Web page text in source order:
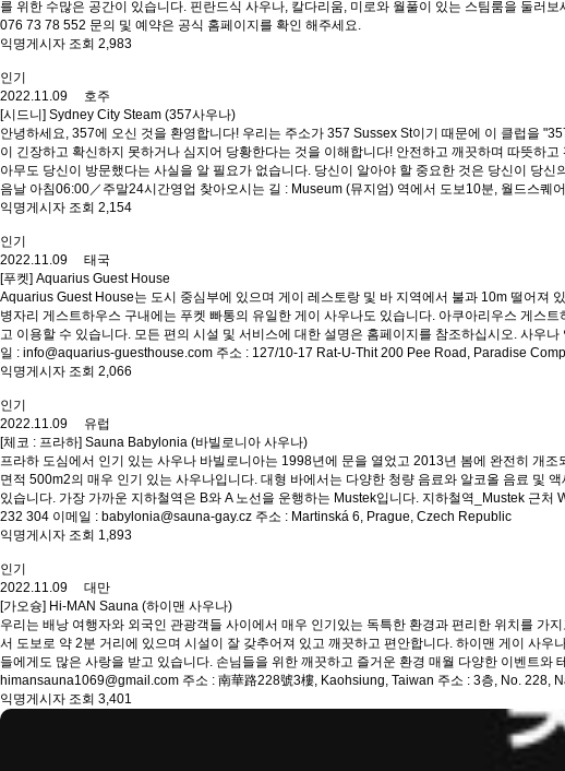
를 위한 수많은 공간이 있습니다. 핀란드식 사우나, 칼다리움, 미로와 월풀이 있는 스팀룸을 둘
076 73 78 552 문의 및 예약은 공식 홈페이지를 확인 해주세요.
익명게시자 조회 2,983
인기
2022.11.09 호주
[시드니] Sydney City Steam (357사우나)
안녕하세요, 357에 오신 것을 환영합니다! 우리는 주소가 357 Sussex St이기 때문에 이 클럽을
이 긴장하고 확신하지 못하거나 심지어 당황한다는 것을 이해합니다! 안전하고 깨끗하며 따뜻하
아무도 당신이 방문했다는 사실을 알 필요가 없습니다. 당신이 알아야 할 중요한 것은 당신이 당
음날 아침06:00／주말24시간영업 찾아오시는 길 : Museum (뮤지엄) 역에서 도보10분, 월드스퀘
익명게시자 조회 2,154
인기
2022.11.09 태국
[푸켓] Aquarius Guest House
Aquarius Guest House는 도시 중심부에 있으며 게이 레스토랑 및 바 지역에서 불과 10m 떨어져
병자리 게스트하우스 구내에는 푸켓 빠통의 유일한 게이 사우나도 있습니다. 아쿠아리우스 게스
고 이용할 수 있습니다. 모든 편의 시설 및 서비스에 대한 설명은 홈페이지를 참조하십시오. 사우
일 : info@aquarius-guesthouse.com 주소 : 127/10-17 Rat-U-Thit 200 Pee Road, Paradise
익명게시자 조회 2,066
인기
2022.11.09 유럽
[체코 : 프라하] Sauna Babylonia (바빌로니아 사우나)
프라하 도심에서 인기 있는 사우나 바빌로니아는 1998년에 문을 열었고 2013년 봄에 완전히 개
면적 500m2의 매우 인기 있는 사우나입니다. 대형 바에서는 다양한 청량 음료와 알코올 음료 및
있습니다. 가장 가까운 지하철역은 B와 A 노선을 운행하는 Mustek입니다. 지하철역_Mustek 근
232 304 이메일 : babylonia@sauna-gay.cz 주소 : Martinská 6, Prague, Czech Republic
익명게시자 조회 1,893
인기
2022.11.09 대만
[가오슝] Hi-MAN Sauna (하이맨 사우나)
우리는 배낭 여행자와 외국인 관광객들 사이에서 매우 인기있는 독특한 환경과 편리한 위치를 가
서 도보로 약 2분 거리에 있으며 시설이 잘 갖추어져 있고 깨끗하고 편안합니다. 하이맨 게이 사
들에게도 많은 사랑을 받고 있습니다. 손님들을 위한 깨끗하고 즐거운 환경 매월 다양한 이벤트
himansauna1069@gmail.com 주소 : 南華路228號3樓, Kaohsiung, Taiwan 주소 : 3층, No. 228,
익명게시자 조회 3,401